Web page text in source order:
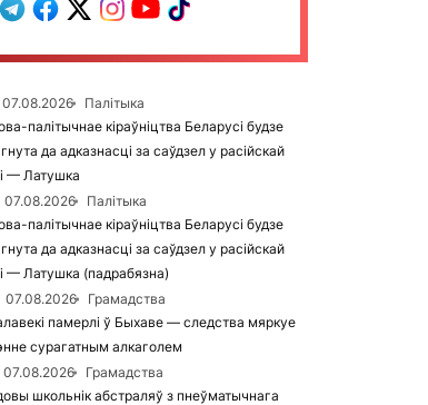
07.08.2026
Палітыка
палітычнае кіраўніцтва Беларусі будзе
да адказнасці за саўдзел у расійскай
— Латушка
07.08.2026
Палітыка
палітычнае кіраўніцтва Беларусі будзе
да адказнасці за саўдзел у расійскай
— Латушка (падрабязна)
07.08.2026
Грамадства
памерлі ў Быхаве — следства мяркуе
сурагатным алкаголем
07.08.2026
Грамадства
школьнік абстраляў з пнеўматычнага